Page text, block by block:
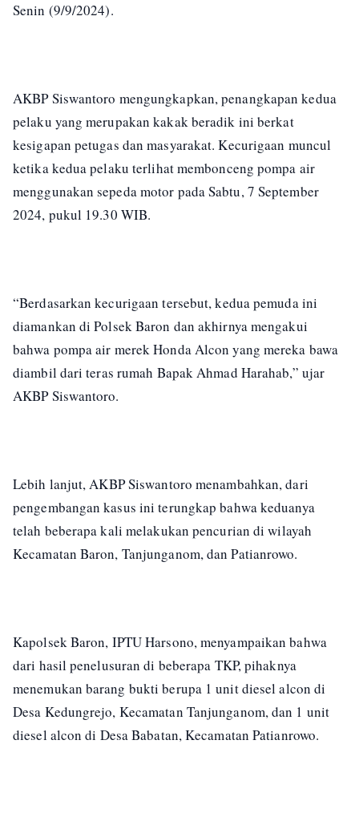
Senin (9/9/2024).
AKBP Siswantoro mengungkapkan, penangkapan kedua
pelaku yang merupakan kakak beradik ini berkat
kesigapan petugas dan masyarakat. Kecurigaan muncul
ketika kedua pelaku terlihat membonceng pompa air
menggunakan sepeda motor pada Sabtu, 7 September
2024, pukul 19.30 WIB.
“Berdasarkan kecurigaan tersebut, kedua pemuda ini
diamankan di Polsek Baron dan akhirnya mengakui
bahwa pompa air merek Honda Alcon yang mereka bawa
diambil dari teras rumah Bapak Ahmad Harahab,” ujar
AKBP Siswantoro.
Lebih lanjut, AKBP Siswantoro menambahkan, dari
pengembangan kasus ini terungkap bahwa keduanya
telah beberapa kali melakukan pencurian di wilayah
Kecamatan Baron, Tanjunganom, dan Patianrowo.
Kapolsek Baron, IPTU Harsono, menyampaikan bahwa
dari hasil penelusuran di beberapa TKP, pihaknya
menemukan barang bukti berupa 1 unit diesel alcon di
Desa Kedungrejo, Kecamatan Tanjunganom, dan 1 unit
diesel alcon di Desa Babatan, Kecamatan Patianrowo.